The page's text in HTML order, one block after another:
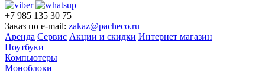
+7 985 135 30 75
Заказ по e-mail: zakaz@pacheco.ru
Аренда Сервис Акции и скидки Интернет магазин
Ноутбуки
Компьютеры
Моноблоки